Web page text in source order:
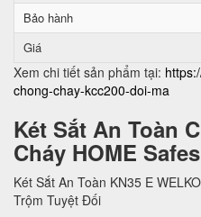
Bảo hành
Giá
Xem chi tiết sản phẩm tại:
chong-chay-kcc200-doi-ma
Két Sắt An Toàn
Cháy HOME
Két Sắt An Toàn KN35 E
Trộm Tuyệt Đối